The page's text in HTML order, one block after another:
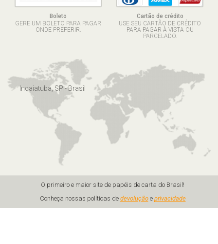
Boleto
GERE UM BOLETO PARA PAGAR
ONDE PREFERIR.
Cartão de crédito
USE SEU CARTÃO DE CRÉDITO
PARA PAGAR À VISTA OU
PARCELADO.
Indaiatuba, SP - Brasil
O primeiro e maior site de papéis de carta do Brasil!
Conheça nossas políticas de devoluçãoe privacidade